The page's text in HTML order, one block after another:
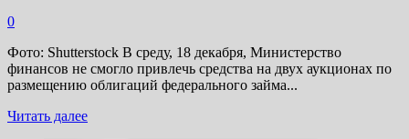
0
Фото: Shutterstock В среду, 18 декабря, Министерство
финансов не смогло привлечь средства на двух аукционах по
размещению облигаций федерального займа...
Читать далееПрочитать